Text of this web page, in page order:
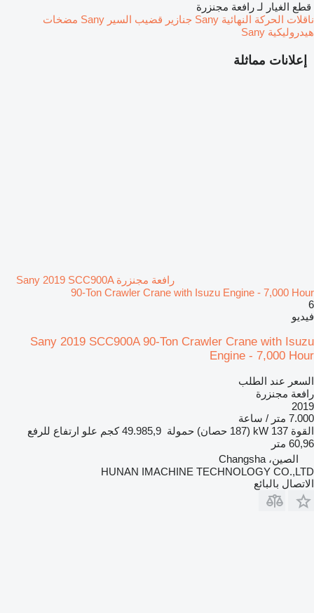
إعلانات مماثلة
رافعة مجنزرة Sany 2019 SCC900A
90-Ton Crawler Crane with Isuzu Engine - 7,000 Hour
6
فيديو
Sany 2019 SCC900A 90-Ton Crawler Crane with Isuzu
Engine - 7,000 Hour
السعر عند الطلب
رافعة مجنزرة
2019
7.000 متر / ساعة
القوة 137 kW (187 حصان) حمولة 49.985,9 كجم
علو ارتفاع للرفع
60,96 متر
الصين، Changsha
HUNAN IMACHINE TECHNOLOGY CO.,LTD
الاتصال بالبائع
قطع الغيار لـ رافعة مجنزرة
ناقلات الحركة النهائية Sany
جنازير قضيب السير Sany
مضخات
هيدروليكية Sany